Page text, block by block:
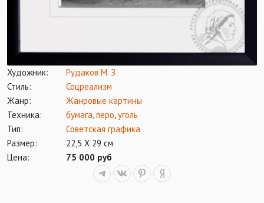
Художник:
Рудаков М. З
Стиль:
Соцреализм
Жанр:
Жанровые картины
Техника:
бумага перо уголь
Тип:
Советская графика
Размер:
22,5 Х 29 см
Цена:
75 000 руб